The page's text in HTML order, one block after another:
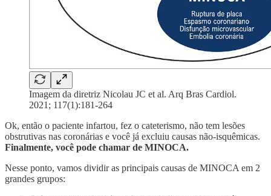
Imagem da diretriz Nicolau JC et al. Arq Bras Cardiol.
2021; 117(1):181-264
Ok, então o paciente infartou, fez o cateterismo, não tem lesões
obstrutivas nas coronárias e você já excluiu causas não-isquêmicas.
Finalmente, você pode chamar de MINOCA.
Nesse ponto, vamos dividir as principais causas de MINOCA em 2
grandes grupos: